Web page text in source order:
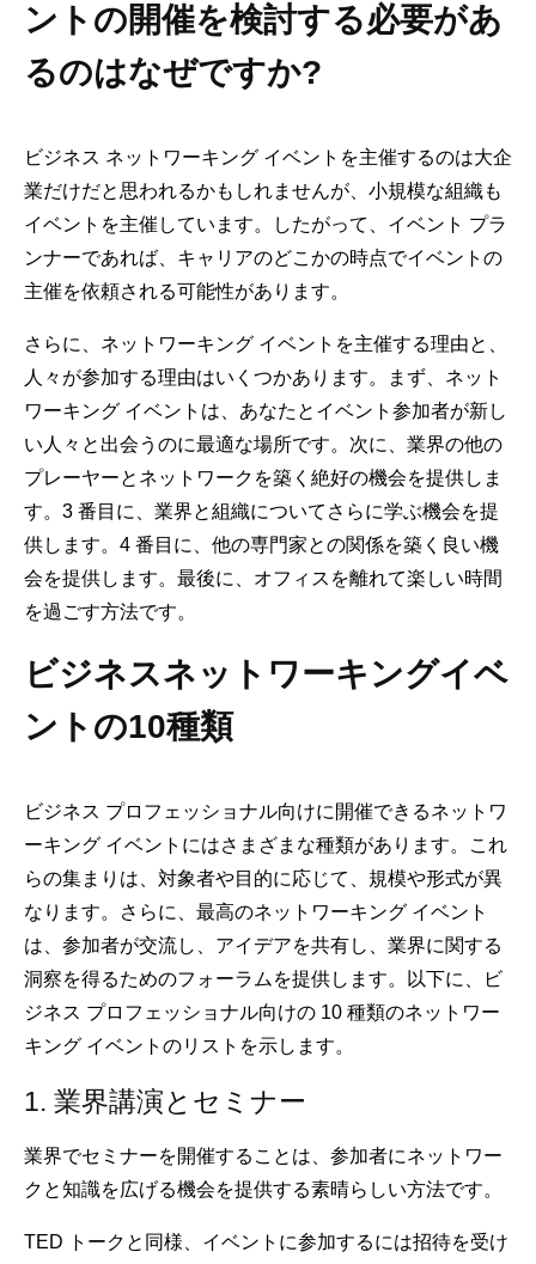
ントの開催を検討する必要があ
るのはなぜですか?
ビジネス ネットワーキング イベントを主催するのは大企
業だけだと思われるかもしれませんが、小規模な組織も
イベントを主催しています。したがって、イベント プラ
ンナーであれば、キャリアのどこかの時点でイベントの
主催を依頼される可能性があります。
さらに、ネットワーキング イベントを主催する理由と、
人々が参加する理由はいくつかあります。まず、ネット
ワーキング イベントは、あなたとイベント参加者が新し
い人々と出会うのに最適な場所です。次に、業界の他の
プレーヤーとネットワークを築く絶好の機会を提供しま
す。3 番目に、業界と組織についてさらに学ぶ機会を提
供します。4 番目に、他の専門家との関係を築く良い機
会を提供します。最後に、オフィスを離れて楽しい時間
を過ごす方法です。
ビジネスネットワーキングイベ
ントの10種類
ビジネス プロフェッショナル向けに開催できるネットワ
ーキング イベントにはさまざまな種類があります。これ
らの集まりは、対象者や目的に応じて、規模や形式が異
なります。さらに、最高のネットワーキング イベント
は、参加者が交流し、アイデアを共有し、業界に関する
洞察を得るためのフォーラムを提供します。以下に、ビ
ジネス プロフェッショナル向けの 10 種類のネットワー
キング イベントのリストを示します。
1. 業界講演とセミナー
業界でセミナーを開催することは、参加者にネットワー
クと知識を広げる機会を提供する素晴らしい方法です。
TED トークと同様、イベントに参加するには招待を受け